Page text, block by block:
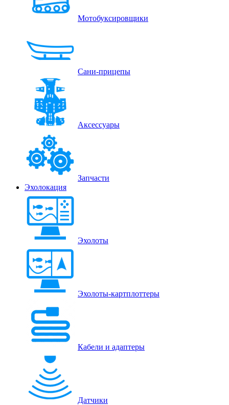
Мотобуксировщики
Сани-прицепы
Аксессуары
Запчасти
Эхолокация
Эхолоты
Эхолоты-картплоттеры
Кабели и адаптеры
Датчики